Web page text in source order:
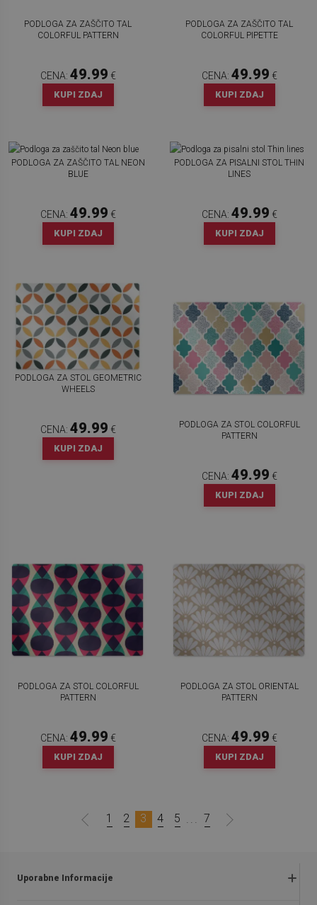
PODLOGA ZA ZAŠČITO TAL
COLORFUL PATTERN
CENA: 49.99 €
KUPI ZDAJ
PODLOGA ZA ZAŠČITO TAL
COLORFUL PIPETTE
CENA: 49.99 €
KUPI ZDAJ
PODLOGA ZA ZAŠČITO TAL NEON
BLUE
CENA: 49.99 €
KUPI ZDAJ
PODLOGA ZA PISALNI STOL THIN
LINES
CENA: 49.99 €
KUPI ZDAJ
PODLOGA ZA STOL GEOMETRIC
WHEELS
CENA: 49.99 €
KUPI ZDAJ
PODLOGA ZA STOL COLORFUL
PATTERN
CENA: 49.99 €
KUPI ZDAJ
PODLOGA ZA STOL COLORFUL
PATTERN
CENA: 49.99 €
KUPI ZDAJ
PODLOGA ZA STOL ORIENTAL
PATTERN
CENA: 49.99 €
KUPI ZDAJ
1 2 3 4 5 ... 7
Uporabne Informacije